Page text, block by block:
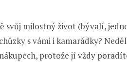
svůj milostný život (bývalí,
s vámi i kamarádky?
protože jí vždy